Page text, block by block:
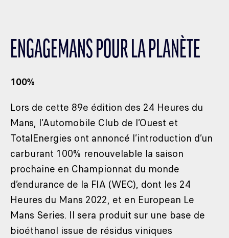
ENGAGEMANS POUR LA PLANÈTE
100%
Lors de cette 89e édition des 24 Heures du
Mans, l’Automobile Club de l’Ouest et
TotalEnergies ont annoncé l’introduction d’un
carburant 100% renouvelable la saison
prochaine en Championnat du monde
d’endurance de la FIA (WEC), dont les 24
Heures du Mans 2022, et en European Le
Mans Series. Il sera produit sur une base de
bioéthanol issue de résidus viniques